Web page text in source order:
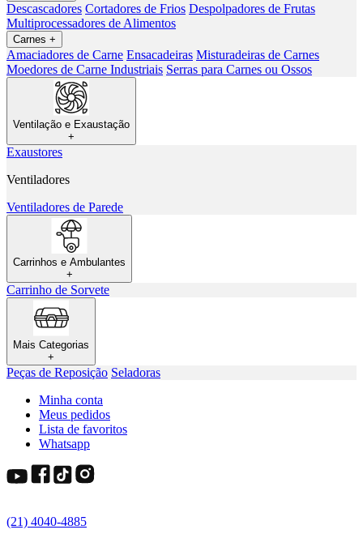
Descascadores Cortadores de Frios Despolpadores de Frutas
Multiprocessadores de Alimentos
Carnes +
Amaciadores de Carne Ensacadeiras Misturadeiras de Carnes
Moedores de Carne Industriais Serras para Carnes ou Ossos
Ventilação e Exaustação
+
Exaustores
Ventiladores
Ventiladores de Parede
Carrinhos e Ambulantes
+
Carrinho de Sorvete
Mais Categorias
+
Peças de Reposição Seladoras
Minha conta
Meus pedidos
Lista de favoritos
Whatsapp
(21) 4040-4885